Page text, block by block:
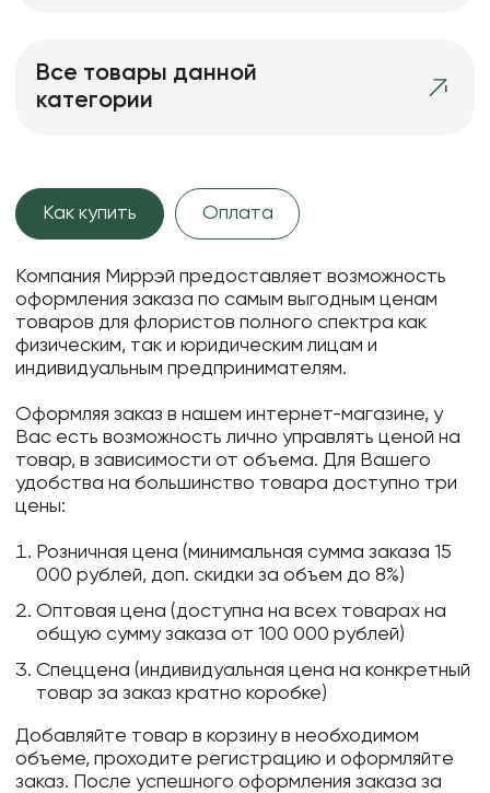
Все товары данной
категории
Как купить Оплата
Компания Миррэй предоставляет возможность
оформления заказа по самым выгодным ценам
товаров для флористов полного спектра как
физическим, так и юридическим лицам и
индивидуальным предпринимателям.
Оформляя заказ в нашем интернет-магазине, у
Вас есть возможность лично управлять ценой на
товар, в зависимости от объема. Для Вашего
удобства на большинство товара доступно три
цены:
Розничная цена (минимальная сумма заказа 15
000 рублей, доп. скидки за объем до 8%)
Оптовая цена (доступна на всех товарах на
общую сумму заказа от 100 000 рублей)
Спеццена (индивидуальная цена на конкретный
товар за заказ кратно коробке)
Добавляйте товар в корзину в необходимом
объеме, проходите регистрацию и оформляйте
заказ. После успешного оформления заказа за